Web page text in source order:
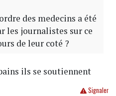
des medecins a été
les journalistes sur ce
de leur coté ?
ils se soutiennent
Signaler